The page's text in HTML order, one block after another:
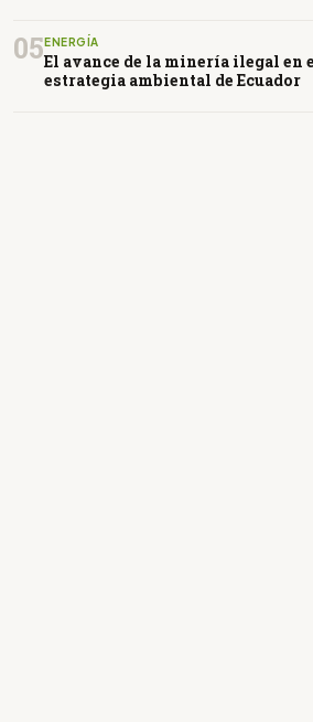
05ENERGÍA
El avance de la minería ilegal en
estrategia ambiental de Ecuador